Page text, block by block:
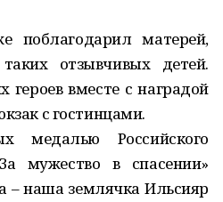
поблагодарил матерей,
отзывчивых детей.
вместе с наградой
с гостинцами.
медалью Российского
мужество в спасении»
– наша землячка Ильсияр